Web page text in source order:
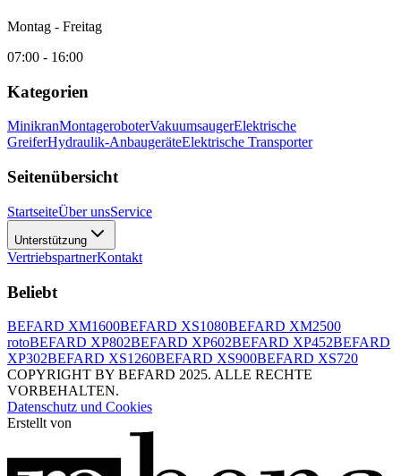
Montag - Freitag
07:00 - 16:00
Kategorien
MinikranMontageroboterVakuumsaugerElektrische
GreiferHydraulik-AnbaugeräteElektrische Transporter
Seitenübersicht
StartseiteÜber unsService
Unterstützung
VertriebspartnerKontakt
Beliebt
BEFARD XM1600BEFARD XS1080BEFARD XM2500
rotoBEFARD XP802BEFARD XP602BEFARD XP452BEFARD
XP302BEFARD XS1260BEFARD XS900BEFARD XS720
COPYRIGHT BY BEFARD 2025. ALLE RECHTE
VORBEHALTEN.
Datenschutz und Cookies
Erstellt von